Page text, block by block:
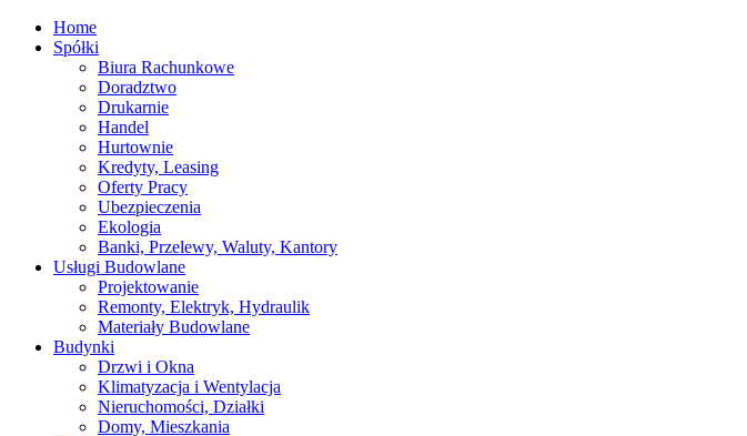
Home
Spółki
Biura Rachunkowe
Doradztwo
Drukarnie
Handel
Hurtownie
Kredyty, Leasing
Oferty Pracy
Ubezpieczenia
Ekologia
Banki, Przelewy, Waluty, Kantory
Usługi Budowlane
Projektowanie
Remonty, Elektryk, Hydraulik
Materiały Budowlane
Budynki
Drzwi i Okna
Klimatyzacja i Wentylacja
Nieruchomości, Działki
Domy, Mieszkania